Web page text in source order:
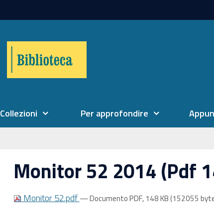
Collezioni Per approfondire
Monitor 52 2014 (Pdf
Monitor 52.pdf — Documento PDF, 148 KB (152055